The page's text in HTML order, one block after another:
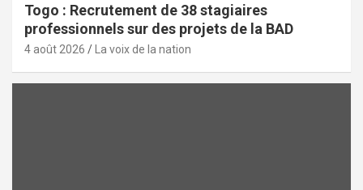
Togo : Recrutement de 38 stagiaires
professionnels sur des projets de la BAD
4 août 2026 La voix de la nation